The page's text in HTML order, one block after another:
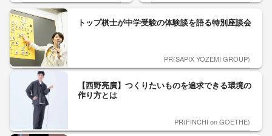
トップ棋士が中学受験の体験談を語る特別座談会
PR(SAPIX YOZEMI GROUP)
【西野亮廣】つくりたいものを追求できる環境の
作り方とは
PR(FINCHI on GOETHE)